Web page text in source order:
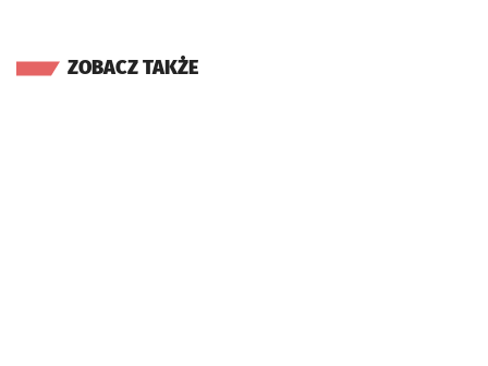
ZOBACZ TAKŻE